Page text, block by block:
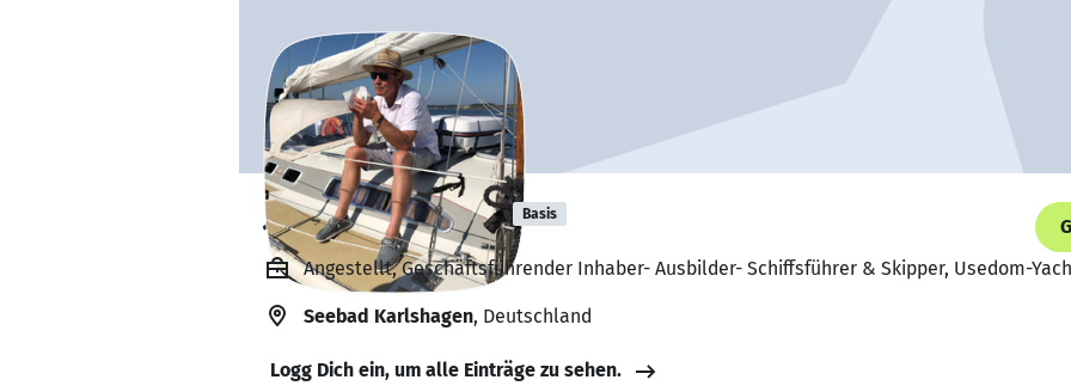
Jan-Peter Kluge Basis
Angestellt, Geschäftsführender Inhaber- Ausbilder- Schiffsführer & Skipper, Usedom-
Seebad Karlshagen, Deutschland
Logg Dich ein, um alle Einträge zu sehen.